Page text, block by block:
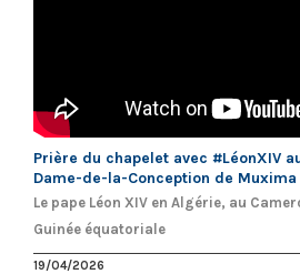
Prière du chapelet avec #LéonXIV
Dame-de-la-Conception de Muxima
Le pape Léon XIV en Algérie, au
Guinée équatoriale
19/04/2026